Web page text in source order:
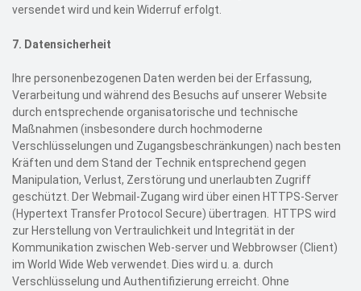
versendet wird und kein Widerruf erfolgt.
7. Datensicherheit
Ihre personenbezogenen Daten werden bei der Erfassung,
Verarbeitung und während des Besuchs auf unserer Website
durch entsprechende organisatorische und technische
Maßnahmen (insbesondere durch hochmoderne
Verschlüsselungen und Zugangsbeschränkungen) nach besten
Kräften und dem Stand der Technik entsprechend gegen
Manipulation, Verlust, Zerstörung und unerlaubten Zugriff
geschützt. Der Webmail-Zugang wird über einen HTTPS-Server
(Hypertext Transfer Protocol Secure) übertragen. HTTPS wird
zur Herstellung von Vertraulichkeit und Integrität in der
Kommunikation zwischen Web-server und Webbrowser (Client)
im World Wide Web verwendet. Dies wird u. a. durch
Verschlüsselung und Authentifizierung erreicht. Ohne